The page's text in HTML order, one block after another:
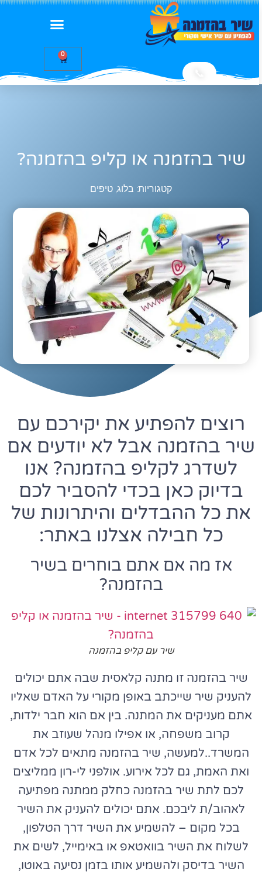
0
שיר בהזמנה או קליפ בהזמנה?
קטגוריות: בלוג, טיפים
רוצים להפתיע את יקירכם עם
שיר בהזמנה אבל לא יודעים אם
לשדרג לקליפ בהזמנה? אנו
בדיוק כאן בכדי להסביר לכם
את כל ההבדלים והיתרונות של
כל חבילה אצלנו באתר:
אז מה אם אתם בוחרים בשיר
בהזמנה?
שיר עם קליפ בהזמנה
שיר בהזמנה זו מתנה קלאסית שבה אתם יכולים
להעניק שיר שייכתב באופן מקורי על האדם שאליו
אתם מעניקים את המתנה. בין אם הוא חבר ילדות,
קרוב משפחה, או אפילו מנהל שעוזב את
המשרד..למעשה, שיר בהזמנה מתאים לכל אדם
ואת האמת, גם לכל אירוע. אולפני לי-רון ממליצים
לכם לתת שיר בהזמנה כחלק ממתנה מפתיעה
לאהוב/ת ליבכם. אתם יכולים להעניק את השיר
בכל מקום – להשמיע את השיר דרך הטלפון,
לשלוח את השיר בוואטאפ או באימייל, לשים את
השיר בדיסק ולהשמיע אותו בזמן נסיעה באוטו,